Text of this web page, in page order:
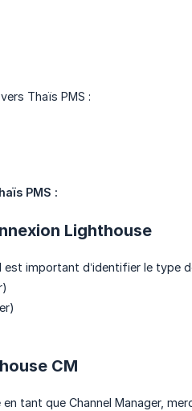
Thaïs PMS :
PMS :
Lighthouse
est important d’identifier le type
CM
tant que Channel Manager,